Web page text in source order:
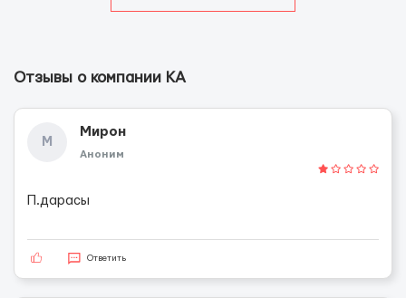
Отзывы о компании КА
М
Мирон
Аноним
П.дарасы
Ответить